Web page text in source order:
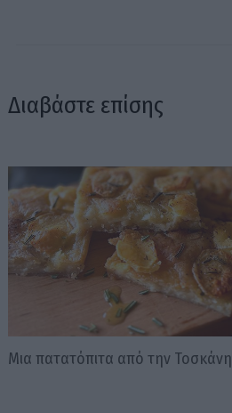
Διαβάστε επίσης
Μια πατατόπιτα από την Τοσκάνη